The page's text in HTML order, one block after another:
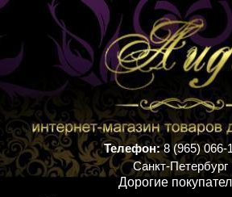
Телефон:8 (965) 066-
Санкт-Петербург
Дорогие